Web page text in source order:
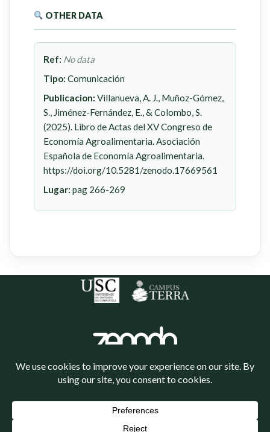
OTHER DATA
Ref: No data
Tipo: Comunicación
Publicacion: Villanueva, A. J., Muñoz-Gómez,
S., Jiménez-Fernández, E., & Colombo, S.
(2025). Libro de Actas del XV Congreso de
Economía Agroalimentaria. Asociación
Española de Economía Agroalimentaria.
https://doi.org/10.5281/zenodo.17669561
Lugar: pag 266-269
Política de privacidade